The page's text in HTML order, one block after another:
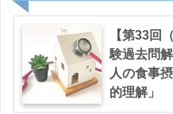
【第33回
験過去問
人の食事
的理解」